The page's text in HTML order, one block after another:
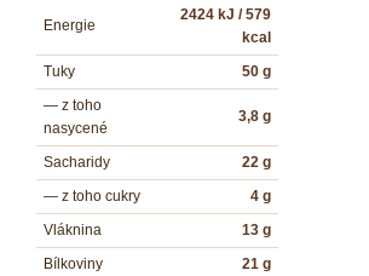
Energie
2424 kJ / 579
kcal
Tuky
50 g
— z toho
nasycené
3,8 g
Sacharidy
22 g
— z toho cukry
4 g
Vláknina
13 g
Bílkoviny
21 g